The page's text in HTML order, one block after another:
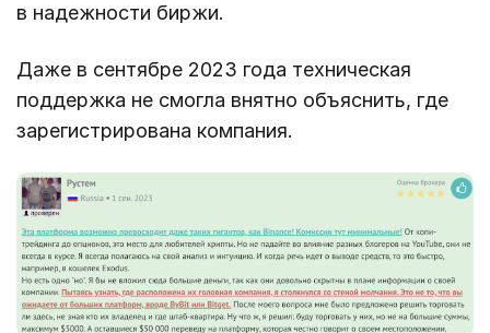
в надежности биржи.
Даже в сентябре 2023 года техническая
поддержка не смогла внятно объяснить, где
зарегистрирована компания.